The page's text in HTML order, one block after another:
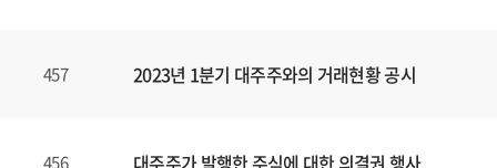
457 2023년 1분기 대주주와의 거래현황 공시
456 대주주가 발행한 주식에 대한 의결권 행사